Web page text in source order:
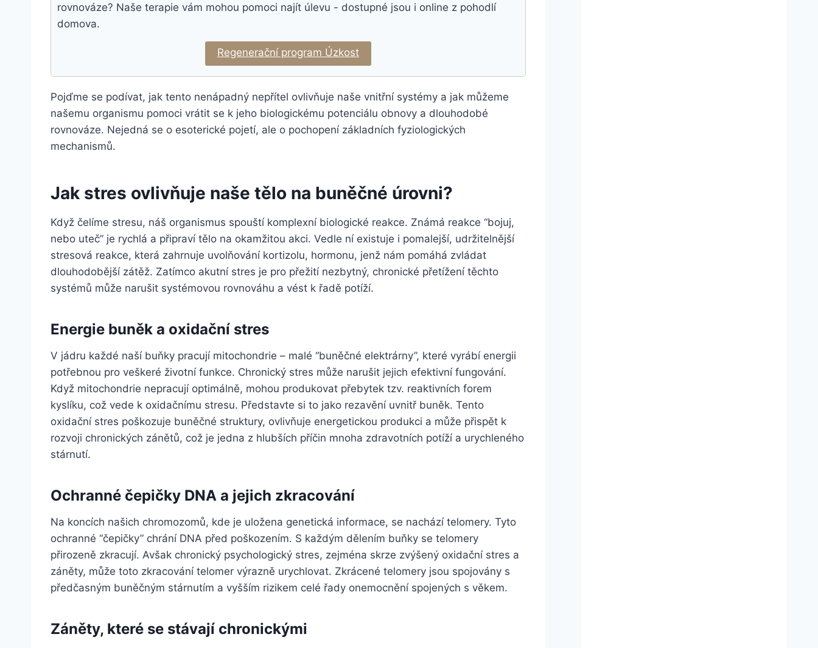
rovnováze? Naše terapie vám mohou pomoci najít úlevu - dostupné jsou i online z pohodlí
domova.
Regenerační program Úzkost
Pojďme se podívat, jak tento nenápadný nepřítel ovlivňuje naše vnitřní systémy a jak můžeme
našemu organismu pomoci vrátit se k jeho biologickému potenciálu obnovy a dlouhodobé
rovnováze. Nejedná se o esoterické pojetí, ale o pochopení základních fyziologických
mechanismů.
Jak stres ovlivňuje naše tělo na buněčné úrovni?
Když čelíme stresu, náš organismus spouští komplexní biologické reakce. Známá reakce “bojuj,
nebo uteč” je rychlá a připraví tělo na okamžitou akci. Vedle ní existuje i pomalejší, udržitelnější
stresová reakce, která zahrnuje uvolňování kortizolu, hormonu, jenž nám pomáhá zvládat
dlouhodobější zátěž. Zatímco akutní stres je pro přežití nezbytný, chronické přetížení těchto
systémů může narušit systémovou rovnováhu a vést k řadě potíží.
Energie buněk a oxidační stres
V jádru každé naší buňky pracují mitochondrie – malé “buněčné elektrárny”, které vyrábí energii
potřebnou pro veškeré životní funkce. Chronický stres může narušit jejich efektivní fungování.
Když mitochondrie nepracují optimálně, mohou produkovat přebytek tzv. reaktivních forem
kyslíku, což vede k oxidačnímu stresu. Představte si to jako rezavění uvnitř buněk. Tento
oxidační stres poškozuje buněčné struktury, ovlivňuje energetickou produkci a může přispět k
rozvoji chronických zánětů, což je jedna z hlubších příčin mnoha zdravotních potíží a urychleného
stárnutí.
Ochranné čepičky DNA a jejich zkracování
Na koncích našich chromozomů, kde je uložena genetická informace, se nachází telomery. Tyto
ochranné “čepičky” chrání DNA před poškozením. S každým dělením buňky se telomery
přirozeně zkracují. Avšak chronický psychologický stres, zejména skrze zvýšený oxidační stres a
záněty, může toto zkracování telomer výrazně urychlovat. Zkrácené telomery jsou spojovány s
předčasným buněčným stárnutím a vyšším rizikem celé řady onemocnění spojených s věkem.
Záněty, které se stávají chronickými